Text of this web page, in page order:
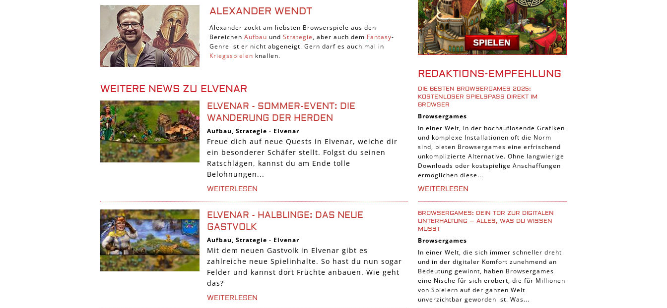
ALEXANDER WENDT
Alexander zockt am liebsten Browserspiele aus den
Bereichen Aufbau und Strategie, aber auch dem Fantasy-
Genre ist er nicht abgeneigt. Gern darf es auch mal in
Kriegsspielen knallen.
WEITERE NEWS ZU ELVENAR
ELVENAR - SOMMER-EVENT: DIE
WANDERUNG DER HERDEN
Aufbau, Strategie - Elvenar
Freue dich auf neue Quests in Elvenar, welche dir
ein besonderer Schäfer stellt. Folgst du seinen
Ratschlägen, kannst du am Ende tolle
Belohnungen...
WEITERLESEN
ELVENAR - HALBLINGE: DAS NEUE
GASTVOLK
Aufbau, Strategie - Elvenar
Mit dem neuen Gastvolk in Elvenar gibt es
zahlreiche neue Spielinhalte. So hast du nun sogar
Felder und kannst dort Früchte anbauen. Wie geht
das?
WEITERLESEN
Tablet Spiele
Android Spiele
iPhone Spiele
iOS Spiele
Cross-Platform Spiele
iPad Spiele
Denk Spiele
Piraten Spiele
Sport Spiele
Pferde Spiele
Simulation Spiele
Abenteuer Spiele
Online Spiele
3-Gewinnt Spiele
Trading Card Spiele
Manager Spiele
REDAKTIONS-EMPFEHLUNG
DIE BESTEN BROWSERGAMES 2025:
KOSTENLOSER SPIELSPASS DIREKT IM B
ROWSER
Browsergames
In einer Welt, in der hochauflösende Grafiken
und komplexe Installationen oft die Norm
sind, bieten Browsergames eine erfrischend
unkomplizierte Alternative. Ohne langwierige
Downloads oder kostspielige Anschaffungen
ermöglichen diese...
WEITERLESEN
BROWSERGAMES: DEIN TOR ZUR DIGITALEN
UNTERHALTUNG – ALLES, WAS DU WISSEN
MUSST
Browsergames
In einer Welt, die sich immer schneller dreht
und in der digitaler Komfort zunehmend an
Bedeutung gewinnt, haben Browsergames
eine Nische für sich erobert, die für Millionen
von Spielern auf der ganzen Welt
unverzichtbar geworden ist. Was...